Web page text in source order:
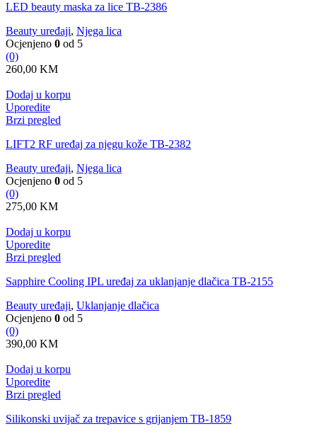
LED beauty maska za lice TB-2386
Beauty uređaji, Njega lica
Ocjenjeno 0 od 5
(0)
260,00 KM
Dodaj u korpu
Uporedite
Brzi pregled
LIFT2 RF uređaj za njegu kože TB-2382
Beauty uređaji, Njega lica
Ocjenjeno 0 od 5
(0)
275,00 KM
Dodaj u korpu
Uporedite
Brzi pregled
Sapphire Cooling IPL uređaj za uklanjanje dlačica TB-2155
Beauty uređaji, Uklanjanje dlačica
Ocjenjeno 0 od 5
(0)
390,00 KM
Dodaj u korpu
Uporedite
Brzi pregled
Silikonski uvijač za trepavice s grijanjem TB-1859